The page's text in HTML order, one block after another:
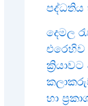
දෙමල
එරෙහිව
හා